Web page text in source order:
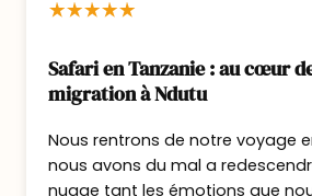
Jour 5 : Cap sur Ol
sanctuaire engagé.
Après votre petit déjeuner,
route vers Ol Pejeta
Safari en Tanzanie : au cœur
migration à Ndutu
Nous rentrons de notre voyage
nous avons du mal a
nuage tant les émotions que